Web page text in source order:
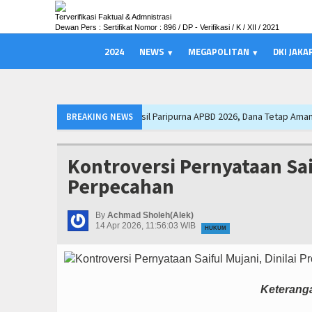
Terverifikasi Faktual & Admnistrasi
Dewan Pers : Sertifikat Nomor : 896 / DP - Verifikasi / K / XII / 2021
2024 NEWS MEGAPOLITAN DKI
BREAKING NEWS
Paripurna APBD 2026, Dana Tetap Aman APBD Majalengka 2026
APBD Majalengka, Bupati Beri Penjelasan
Bupati Majalengka
Bobotoh, Nobar Final Persib di Majalengka Meriah
SIAL Food & Drinks
Cafe dan Gerai Produk Hilir Segera Hadir
Bobotoh Doakan Persib Juara Piala Presiden 2026
Cakung, Urban Farming Bali Lestari Hasilkan 10 Ton Gabah
Kontroversi Pernyataan
Perpecahan
By Achmad Sholeh(Alek)
14 Apr 2026, 11:56:03 WIB
HUKUM